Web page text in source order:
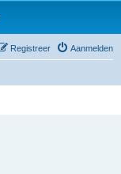
Aanmelden
Registreer